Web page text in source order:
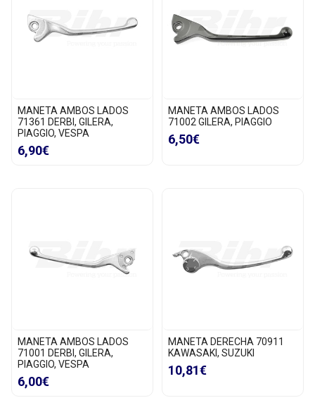
MANETA AMBOS LADOS
71361 DERBI, GILERA,
PIAGGIO, VESPA
6,90€
MANETA AMBOS LADOS
71002 GILERA, PIAGGIO
6,50€
MANETA AMBOS LADOS
71001 DERBI, GILERA,
PIAGGIO, VESPA
6,00€
MANETA DERECHA 70911
KAWASAKI, SUZUKI
10,81€